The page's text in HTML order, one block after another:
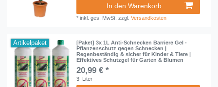
In den Warenkorb
*inkl. ges. MwSt. zzgl.Versandkosten
Artikelpaket
[Paket] 3x 1L Anti-Schnecken Barriere Gel -
Pflanzenschutz gegen Schnecken |
Regenbeständig & sicher für Kinder & Tiere |
Effektives Schutzgel für Garten & Blumen
20,99 € *
3 Liter